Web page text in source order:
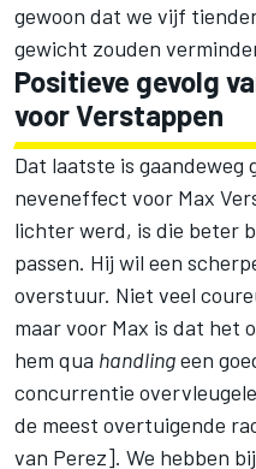
gewoon dat we vijf
gewicht zouden
Positieve gevolg
voor Verstappen
Dat laatste is gaandeweg
neveneffect voor Max
lichter werd, is die beter
passen. Hij wil een
overstuur. Niet veel
maar voor Max is dat het
hem qua handlingeen
concurrentie
de meest overtuigende
van Perez]. We hebben